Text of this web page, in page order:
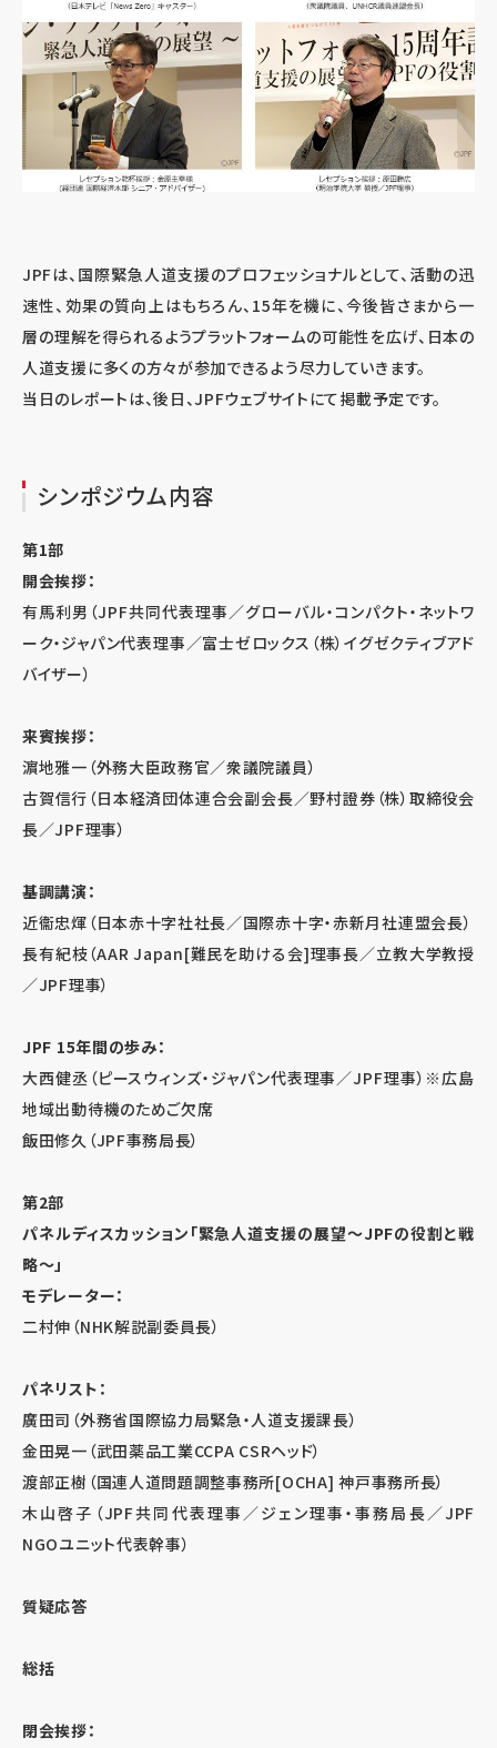
JPFは、国際緊急人道支援のプロフェッショナルとして、活動の迅
速性、効果の質向上はもちろん、15年を機に、今後皆さまから一
層の理解を得られるようプラットフォームの可能性を広げ、日本の
人道支援に多くの方々が参加できるよう尽力していきます。
当日のレポートは、後日、JPFウェブサイトにて掲載予定です。
シンポジウム内容
第1部
開会挨拶：
有馬利男（JPF共同代表理事／グローバル・コンパクト・ネットワ
ーク・ジャパン代表理事／富士ゼロックス（株）イグゼクティブアド
バイザー）
来賓挨拶：
濵地雅一（外務大臣政務官／衆議院議員）
古賀信行（日本経済団体連合会副会長／野村證券（株）取締役会
長／JPF理事）
基調講演：
近衞忠煇（日本赤十字社社長／国際赤十字・赤新月社連盟会長）
長有紀枝（AAR Japan[難民を助ける会]理事長／立教大学教授
／JPF理事）
JPF 15年間の歩み：
大西健丞（ピースウィンズ・ジャパン代表理事／JPF理事）※広島
地域出動待機のためご欠席
飯田修久（JPF事務局長）
第2部
パネルディスカッション「緊急人道支援の展望～JPFの役割と戦
略～」
モデレーター：
二村伸（NHK解説副委員長）
パネリスト：
廣田司（外務省国際協力局緊急・人道支援課長）
金田晃一（武田薬品工業CCPA CSRヘッド）
渡部正樹（国連人道問題調整事務所[OCHA] 神戸事務所長）
木山啓子（JPF共同代表理事／ジェン理事・事務局長／JPF
NGOユニット代表幹事）
質疑応答
総括
閉会挨拶：